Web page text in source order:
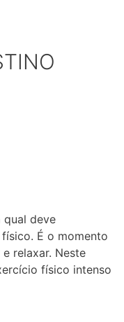
qual deve
físico. É o momento
relaxar. Neste
físico intenso